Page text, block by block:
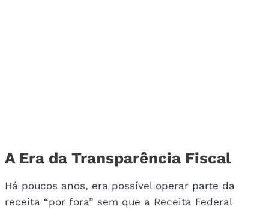
A Era da Transparência Fiscal
Há poucos anos, era possível operar parte da
receita “por fora” sem que a Receita Federal